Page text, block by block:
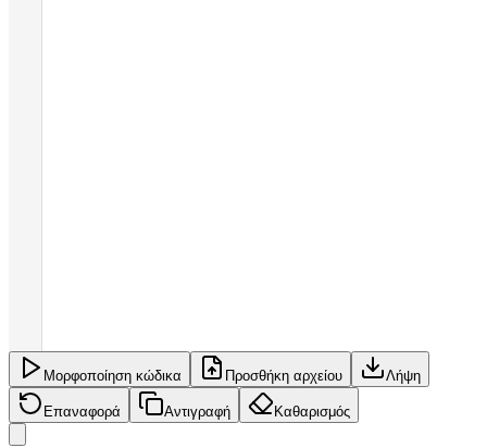
Μορφοποίηση κώδικα Προσθήκη αρχείου Λήψη
Επαναφορά Αντιγραφή Καθαρισμός